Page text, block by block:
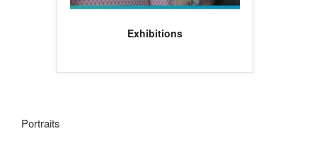
Exhibitions
Portraits